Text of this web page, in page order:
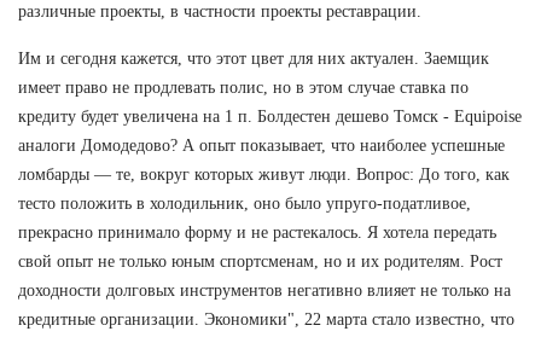
различные проекты, в частности проекты реставрации.
Им и сегодня кажется, что этот цвет для них актуален. Заемщик
имеет право не продлевать полис, но в этом случае ставка по
кредиту будет увеличена на 1 п. Болдестен дешево Томск - Equipoise
аналоги Домодедово? А опыт показывает, что наиболее успешные
ломбарды — те, вокруг которых живут люди. Вопрос: До того, как
тесто положить в холодильник, оно было упруго-податливое,
прекрасно принимало форму и не растекалось. Я хотела передать
свой опыт не только юным спортсменам, но и их родителям. Рост
доходности долговых инструментов негативно влияет не только на
кредитные организации. Экономики", 22 марта стало известно, что